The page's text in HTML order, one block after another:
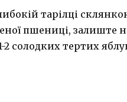
тарілці
пшениці, залиште
солодких тертих